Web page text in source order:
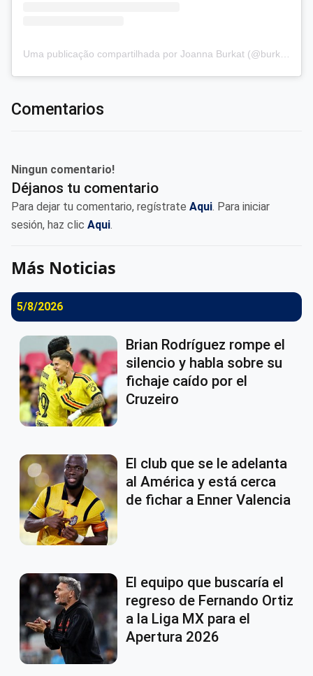
Comentarios
Ningun comentario!
Déjanos tu comentario
Para dejar tu comentario, regístrate Aqui. Para iniciar
sesión, haz clic Aqui.
Más Noticias
5/8/2026
Brian Rodríguez rompe el
silencio y habla sobre su
fichaje caído por el
Cruzeiro
El club que se le adelanta
al América y está cerca
de fichar a Enner Valencia
El equipo que buscaría el
regreso de Fernando Ortiz
a la Liga MX para el
Apertura 2026